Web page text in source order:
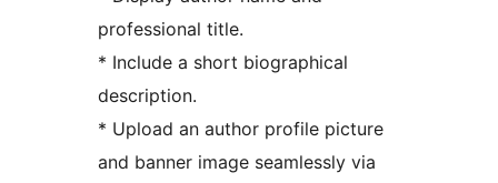
professional title.
* Include a short biographical
description.
* Upload an author profile picture
and banner image seamlessly via